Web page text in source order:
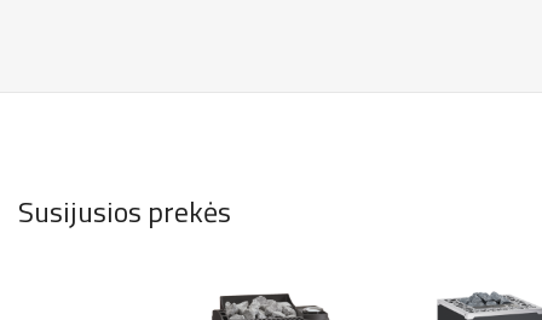
Susijusios prekės